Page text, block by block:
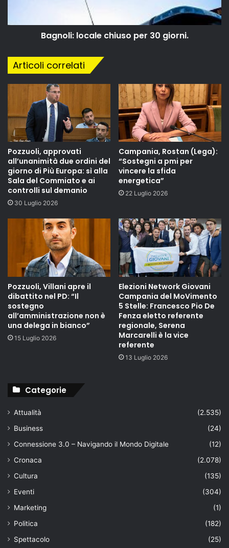
Bagnoli: locale chiuso per 30 giorni.
Articoli correlati
Pozzuoli, approvati
all’unanimità due ordini del
giorno di Più Europa: sì alla
Sala del Commiato e ai
controlli sul demanio
30 Luglio 2026
Campania, Rostan (Lega):
“Sostegni a pmi per
vincere la sfida
energetica”
22 Luglio 2026
Pozzuoli, Villani apre il
dibattito nel PD: “Il
sostegno
all’amministrazione non è
una delega in bianco”
15 Luglio 2026
Elezioni Network Giovani
Campania del MoVimento
5 Stelle: Francesco Pio De
Fenza eletto referente
regionale, Serena
Marcarelli è la vice
referente
13 Luglio 2026
Categorie
Attualità
(2.535)
Business
(24)
Connessione 3.0 – Navigando il Mondo Digitale
(12)
Cronaca
(2.078)
Cultura
(135)
Eventi
(304)
Marketing
(1)
Politica
(182)
Spettacolo
(25)